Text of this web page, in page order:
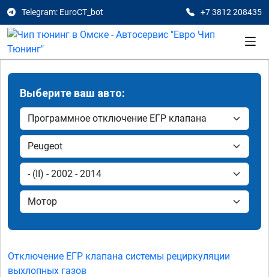
Telegram: EuroCT_bot +7 3812 208435
Выберите ваш авто:
Отключение ЕГР клапана системы рециркуляции
выхлопных газов